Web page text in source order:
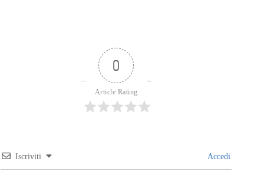
0
Article Rating
Iscriviti Accedi